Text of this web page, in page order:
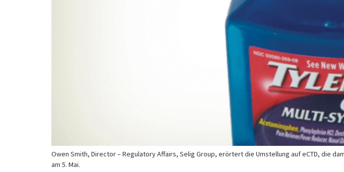
Owen Smith, Director – Regulatory Affairs, Selig Group, erörtert die Umstellung auf eCTD, die
am 5. Mai.